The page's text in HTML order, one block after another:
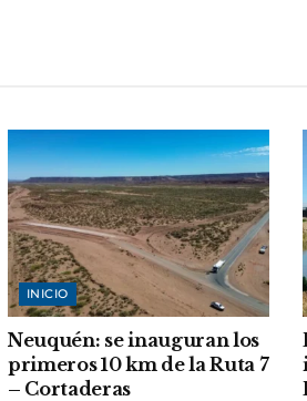
INICIO
Neuquén: se inauguran los
primeros 10 km de la Ruta 7
– Cortaderas